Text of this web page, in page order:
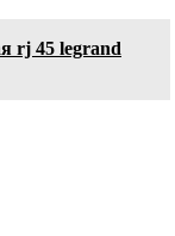
rj 45 legrand